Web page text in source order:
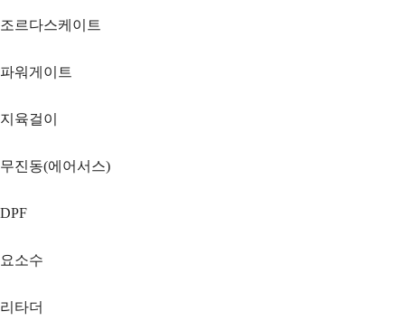
조르다스케이트
파워게이트
지육걸이
무진동(에어서스)
DPF
요소수
리타더